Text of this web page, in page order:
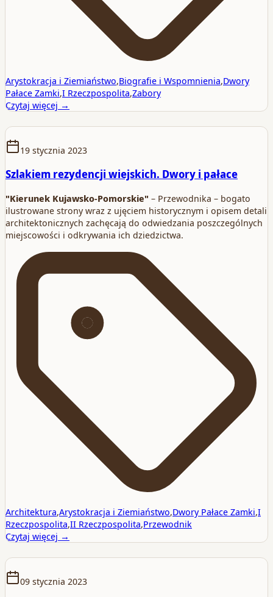
Arystokracja i Ziemiaństwo,Biografie i Wspomnienia,Dwory
Pałace Zamki,I Rzeczpospolita,Zabory
Czytaj więcej →
19 stycznia 2023
Szlakiem rezydencji wiejskich. Dwory i pałace
"Kierunek Kujawsko-Pomorskie" – Przewodnika – bogato
ilustrowane strony wraz z ujęciem historycznym i opisem detali
architektonicznych zachęcają do odwiedzania poszczególnych
miejscowości i odkrywania ich dziedzictwa.
Architektura,Arystokracja i Ziemiaństwo,Dwory Pałace Zamki,I
Rzeczpospolita,II Rzeczpospolita,Przewodnik
Czytaj więcej →
09 stycznia 2023